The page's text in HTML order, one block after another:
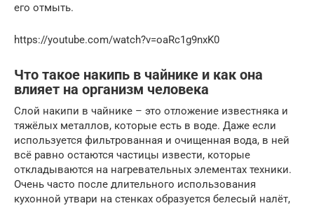
его отмыть.
https://youtube.com/watch?v=oaRc1g9nxK0
Что такое накипь в чайнике и как она
влияет на организм человека
Слой накипи в чайнике – это отложение известняка и
тяжёлых металлов, которые есть в воде. Даже если
используется фильтрованная и очищенная вода, в ней
всё равно остаются частицы извести, которые
откладываются на нагревательных элементах техники.
Очень часто после длительного использования
кухонной утвари на стенках образуется белесый налёт,